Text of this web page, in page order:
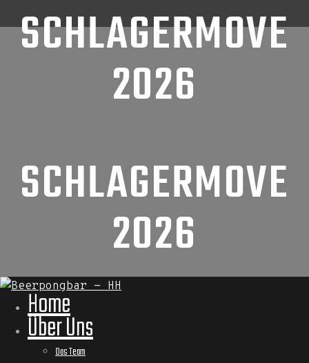
SCHLAGERMOVE
2026
SCHLAGERMOVE
2026
Home
Über Uns
Das Team